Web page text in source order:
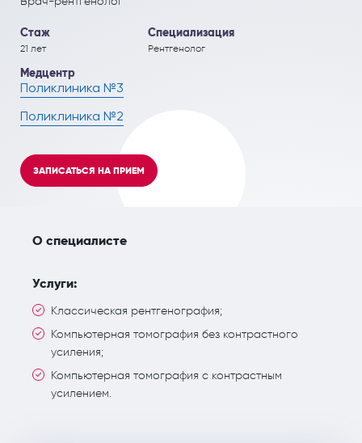
Кардиология
Колопроктология
Лечебный массаж
Мануальная терапия
Неврология
Рефлекторная терапия (рефлексотерапия)
Травматология и ортопедия
Урология и андрология
Физиотерапия
Флебология
Стаж
21 лет
Специализация
Рентгенолог
Медцентр
Поликлиника №3
Поликлиника №2
ЗАПИСАТЬСЯ НА ПРИЕМ
О специалисте
Услуги:
Классическая рентгенография;
Компьютерная томография без контрастного
усиления;
Компьютерная томография с контрастным
усилением.